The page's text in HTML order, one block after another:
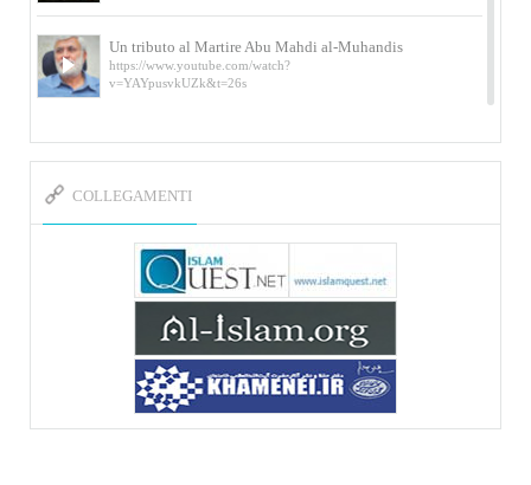
Un tributo al Martire Abu Mahdi al-Muhandis
https://www.youtube.com/watch?
v=YAYpusvkUZk&t=26s
L’Abluzione rituale (wudu) secondo l’Imam Alì
e l’Imam Khomeini
della figlia di un martire
https://www.youtube.com/watch?
v=-5nPSxbf9l0&t=103s
Sheykh Abbas Di Palma sui martiri Qassem
Soleimani e Abu Mahdi Al-Muhandis
https://youtu.be/Y6SIP2PIht4 Video del discorso tenuto
dallo Sheykh Abbas Di Palma in ...
COLLEGAMENTI